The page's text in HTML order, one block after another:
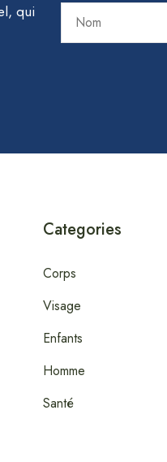
qui
Categories
Corps
Visage
Enfants
Homme
Santé